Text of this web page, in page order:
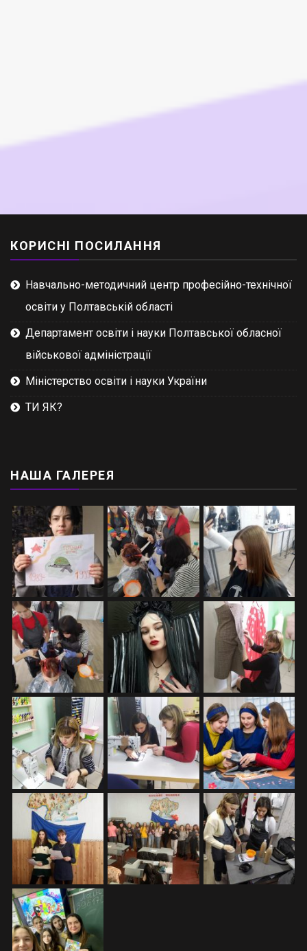
КОРИСНІ ПОСИЛАННЯ
Навчально-методичний центр професійно-технічної
освіти у Полтавській області
Департамент освіти і науки Полтавської обласної
військової адміністрації
Міністерство освіти і науки України
ТИ ЯК?
НАША ГАЛЕРЕЯ